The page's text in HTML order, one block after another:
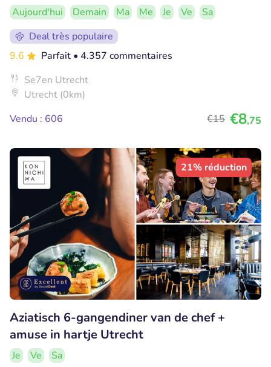
Aujourd'hui Demain Ma Me Je Ve
Sa
Deal très populaire
9.6
Parfait • 4.357 commentaires
Se7en Utrecht
Utrecht (0km)
Vendu : 606
€15 €8,75
21% réduction
Aziatisch 6-gangendiner van de chef +
amuse in hartje Utrecht
Je Ve
Sa